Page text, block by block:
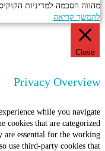
מהווה הסכמה למדיניות
להמשך קריאה
Close
Privacy Overview
while you navigate
cookies that are categorized
are essential for the working
use third-party cookies that